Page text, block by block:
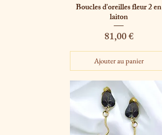
Aperçu rapide
Boucles d'oreilles fleur 2 en
laiton
Prix
81,00 €
Ajouter au panier